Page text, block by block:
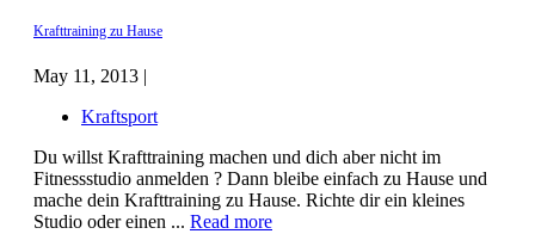
Krafttraining zu Hause
May 11, 2013 |
Kraftsport
Du willst Krafttraining machen und dich aber nicht im
Fitnessstudio anmelden ? Dann bleibe einfach zu Hause und
mache dein Krafttraining zu Hause. Richte dir ein kleines
Studio oder einen ... Read more